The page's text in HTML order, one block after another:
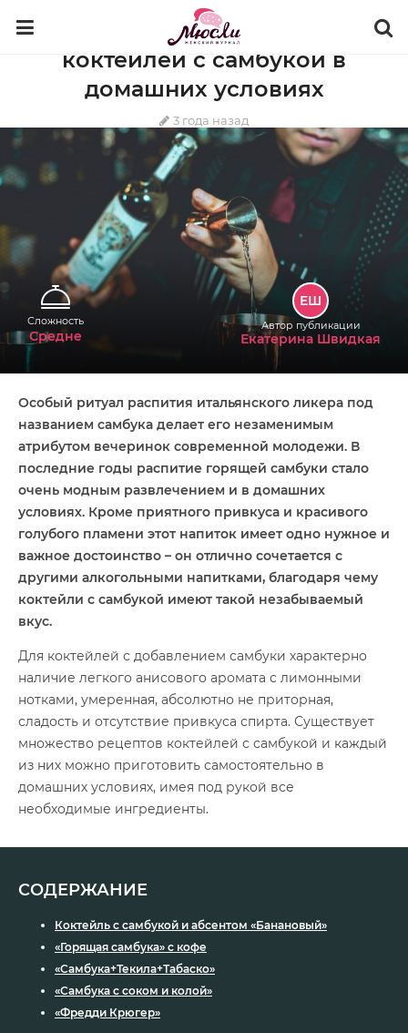
НАПИТКИ
Рецепты приготовления
коктейлей с самбукой в
домашних условиях
3 года назад
Сложность
Средне
Автор публикации
Екатерина Швидкая
ЕШ
Особый ритуал распития итальянского ликера под
названием самбука делает его незаменимым
атрибутом вечеринок современной молодежи. В
последние годы распитие горящей самбуки стало
очень модным развлечением и в домашних
условиях. Кроме приятного привкуса и красивого
голубого пламени этот напиток имеет одно нужное и
важное достоинство ­– он отлично сочетается с
другими алкогольными напитками, благодаря чему
коктейли с самбукой имеют такой незабываемый
вкус.
Для коктейлей с добавлением самбуки характерно
наличие легкого анисового аромата с лимонными
нотками, умеренная, абсолютно не приторная,
сладость и отсутствие привкуса спирта. Существует
множество рецептов коктейлей с самбукой и каждый
из них можно приготовить самостоятельно в
домашних условиях, имея под рукой все
необходимые ингредиенты.
СОДЕРЖАНИЕ
Коктейль с самбукой и абсентом «Банановый»
«Горящая самбука» с кофе
«Самбука+Текила+Табаско»
«Самбука с соком и колой»
«Фредди Крюгер»